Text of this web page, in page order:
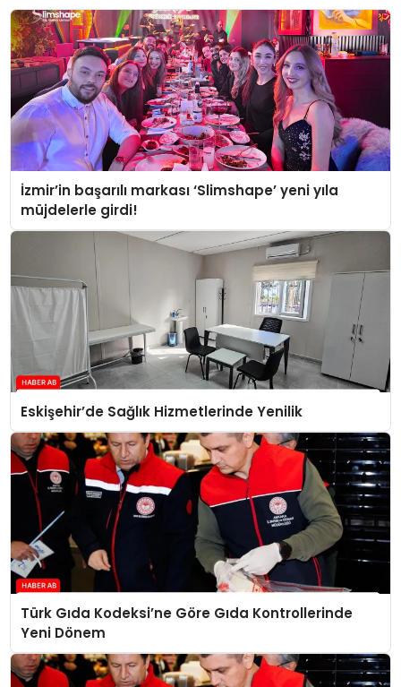
İzmir’in başarılı markası ‘Slimshape’ yeni yıla
müjdelerle girdi!
Eskişehir’de Sağlık Hizmetlerinde Yenilik
Türk Gıda Kodeksi’ne Göre Gıda Kontrollerinde
Yeni Dönem